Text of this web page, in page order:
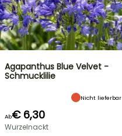
Agapanthus Blue Velvet -
Schmucklilie
Nicht lieferbar
Ab€ 6,30
Wurzelnackt